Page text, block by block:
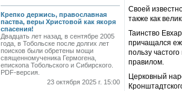
Крепко держись, православная
паства, веры Христовой как якоря
спасения!
Двадцать лет назад, в сентябре 2005
года, в Тобольске после долгих лет
поисков были обретены мощи
священномученика Гермогена,
епископа Тобольского и Сибирского.
PDF-версия.
23 октября 2025 г. 15:00
Своей
также как
Таинство
причащался
пользу
правилом.
Церковный